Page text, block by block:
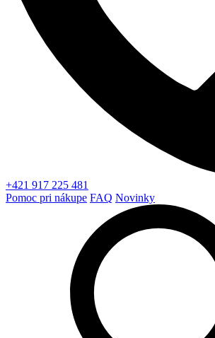
+421 917 225 481
Pomoc pri nákupe FAQ Novinky